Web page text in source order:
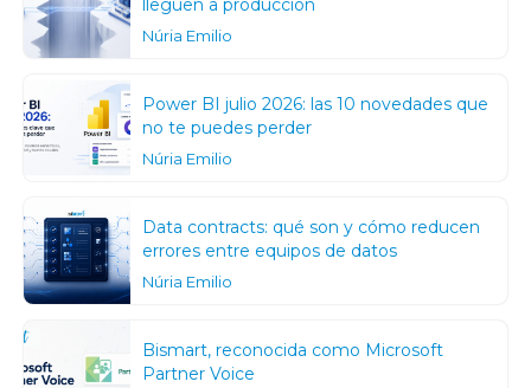
lleguen a producción
Núria Emilio
Power BI julio 2026: las 10 novedades que
no te puedes perder
Núria Emilio
Data contracts: qué son y cómo reducen
errores entre equipos de datos
Núria Emilio
Bismart, reconocida como Microsoft
Partner Voice